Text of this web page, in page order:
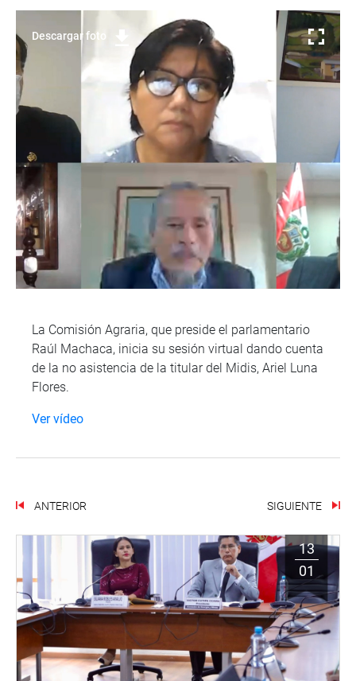
Descargar foto
La Comisión Agraria, que preside el parlamentario
Raúl Machaca, inicia su sesión virtual dando cuenta
de la no asistencia de la titular del Midis, Ariel Luna
Flores.
Ver vídeo
ANTERIOR SIGUIENTE
13
01